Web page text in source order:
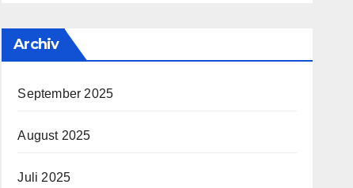
Archiv
September 2025
August 2025
Juli 2025